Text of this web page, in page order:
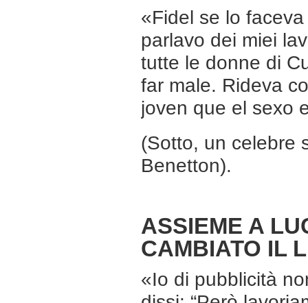
«Fidel se lo
parlavo dei miei
tutte le donne di
far male. Rideva
joven que el sexo
(Sotto, un celebre
Benetton).
ASSIEME A
CAMBIATO IL
«Io di pubblicità